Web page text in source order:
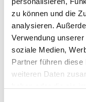
zu können und die
analysieren.
Verwendung
soziale Medien,
Partner führen
weiteren Daten